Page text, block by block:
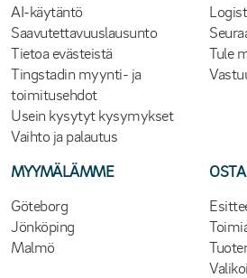
AI-käytäntö
Saavutettavuuslausunto
Tietoa evästeistä
Tingstadin myynti- ja
toimitusehdot
Usein kysytyt kysymykset
Vaihto ja palautus
Tule
MYYMÄLÄMME
Göteborg
Jönköping
Malmö